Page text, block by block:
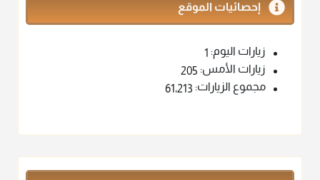
إحصائيات الموقع
زيارات اليوم: 1
زيارات الأمس: 205
مجموع الزيارات: 61٬213